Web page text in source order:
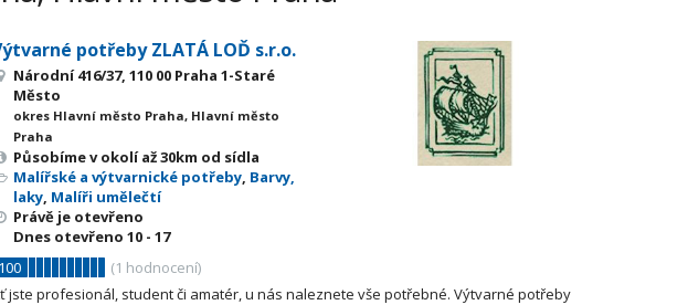
potřeby ZLATÁ LOĎ s.r.o.
Národní 416/37, 110 00 Praha 1-Staré
Město
okres Hlavní město Praha, Hlavní město
Praha
Působíme v okolí až 30km od sídla
Malířské a výtvarnické potřeby, Barvy,
laky, Malíři umělečtí
Právě je otevřeno
Dnes otevřeno10 - 17
100
(1 hodnocení)
jste profesionál, student či amatér, u nás naleznete vše potřebné. Výtvarné potřeby